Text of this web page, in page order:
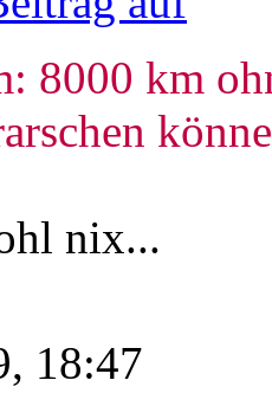
8000 km
nix...
18:47